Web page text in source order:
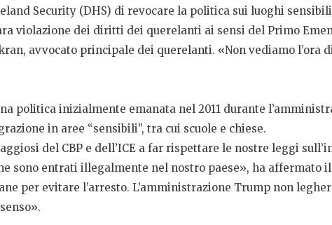
Security (DHS) di revocare la politica sui luoghi
violazione dei diritti dei querelanti ai sensi del Primo
avvocato principale dei querelanti. «Non vediamo l’ora
politica inizialmente emanata nel 2011 durante
in aree “sensibili”, tra cui scuole e chiese.
del CBP e dell’ICE a far rispettare le nostre leggi
sono entrati illegalmente nel nostro paese», ha affermato
per evitare l’arresto. L’amministrazione Trump non